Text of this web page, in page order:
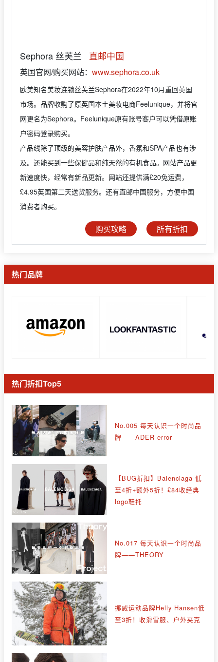
Sephora 丝芙兰 直邮中国
英国官网/购买网站： www.sephora.co.uk
欧美知名美妆连锁丝芙兰Sephora在2022年10月重回英国
市场。品牌收购了原英国本土美妆电商Feelunique，并将官
网更名为Sephora。Feelunique原有账号客户可以凭借原账
户密码登录购买。
产品线除了顶级的美容护肤产品外，香氛和SPA产品也有涉
及。还能买到一些保健品和纯天然的有机食品。网站产品更
新速度快，经常有新品更新。网站还提供满£20免运费，
£4.95英国第二天送货服务。还有直邮中国服务，方便中国
消费者购买。
购买攻略 所有折扣
热门品牌
热门折扣Top5
No.005 每天认识一个时尚品
牌——ADER error
【BUG折扣】Balenciaga 低
至4折+额外5折！£84收经典
logo鞋托
No.017 每天认识一个时尚品
牌——THEORY
挪威运动品牌Helly Hansen低
至3折！收滑雪服、户外夹克